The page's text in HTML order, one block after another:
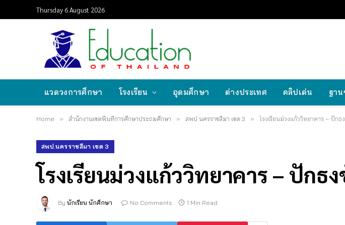
Thursday 6 August 2026
แวดวงการศึกษา โรงเรียน อุดมศึกษา ต่างประเทศ คลิปเด่น ฐา
Home » สำนักงานเขตพื้นที่การศึกษาประถมศึกษา » สพป.นครราชสีมา เขต 3 » โรงเรียนม่วงแก้ววิทยาคาร – ปักธ
สพป.นครราชสีมา เขต 3
โรงเรียนม่วงแก้ววิทยาคาร – ปักธ
By นักเรียน นักศึกษา No Comments 1 Min Read